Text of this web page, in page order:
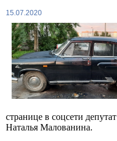
15.07.2020
странице в соцсети
Наталья Малованина.